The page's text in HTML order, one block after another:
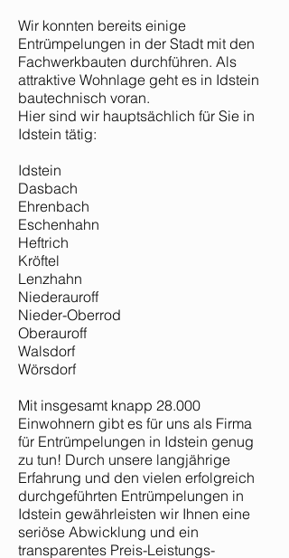
Wir konnten bereits einige
Entrümpelungen in der Stadt mit den
Fachwerkbauten durchführen. Als
attraktive Wohnlage geht es in Idstein
bautechnisch voran.
Hier sind wir hauptsächlich für Sie in
Idstein tätig:
Idstein
Dasbach
Ehrenbach
Eschenhahn
Heftrich
Kröftel
Lenzhahn
Niederauroff
Nieder-Oberrod
Oberauroff
Walsdorf
Wörsdorf
Mit insgesamt knapp 28.000
Einwohnern gibt es für uns als Firma
für Entrümpelungen in Idstein genug
zu tun! Durch unsere langjährige
Erfahrung und den vielen erfolgreich
durchgeführten Entrümpelungen in
Idstein gewährleisten wir Ihnen eine
seriöse Abwicklung und ein
transparentes Preis-Leistungs-